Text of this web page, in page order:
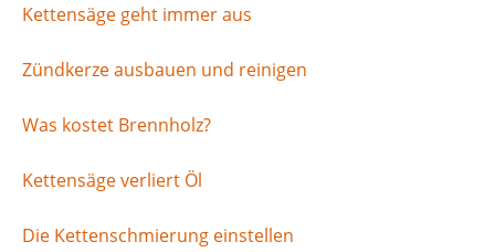
Kettensäge geht immer aus
Zündkerze ausbauen und reinigen
Was kostet Brennholz?
Kettensäge verliert Öl
Die Kettenschmierung einstellen